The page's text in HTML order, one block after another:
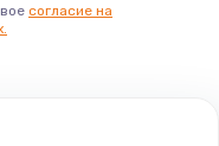
согласие на